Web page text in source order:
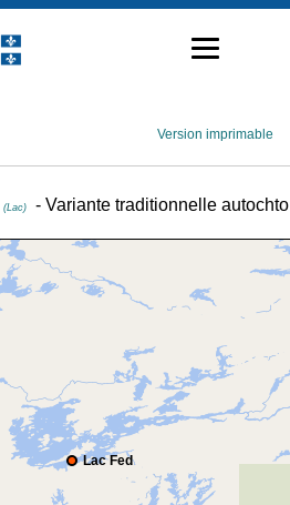
Version imprimable
(Lac) - Variante traditionnelle
Lac Fed